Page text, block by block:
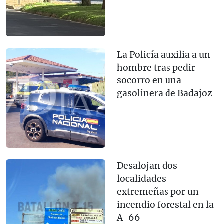
La Policía auxilia a un
hombre tras pedir
socorro en una
gasolinera de Badajoz
Desalojan dos
localidades
extremeñas por un
incendio forestal en la
A-66